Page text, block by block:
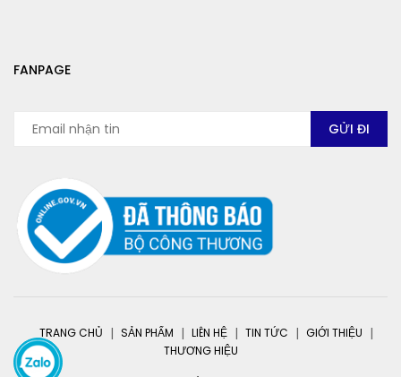
FANPAGE
TRANG CHỦ SẢN PHẨM LIÊN HỆ TIN TỨC
GIỚI THIỆU
THƯƠNG HIỆU